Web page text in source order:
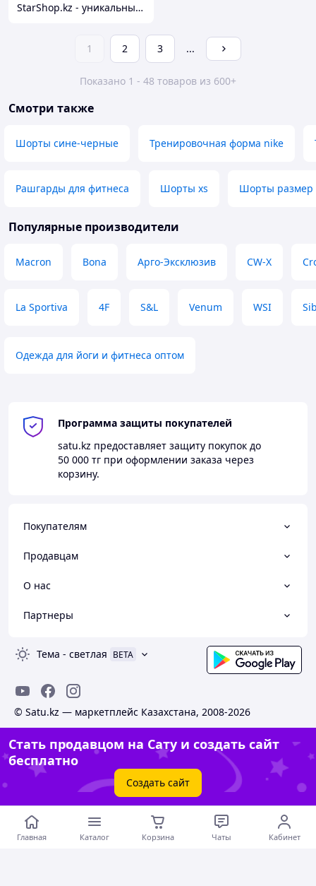
StarShop.kz - уникальные вещи с доставкой на дом
1 2 3 ...
Показано 1 - 48 товаров из 600+
Смотри также
Шорты сине-черные Тренировочная форма nike
Рашгарды для фитнеса Шорты xs Шорты размер
Популярные производители
Macron Bona Арго-Эксклюзив CW-X
La Sportiva 4F S&L Venum WSI
Одежда для йоги и фитнеса оптом
Программа защиты покупателей
satu.kz предоставляет защиту покупок до
50 000 тг при оформлении заказа через
корзину.
Покупателям
Продавцам
О нас
Партнеры
Тема - светлая BETA
© Satu.kz — маркетплейс Казахстана, 2008-2026
Стать продавцом на Сату и создать сайт
бесплатно
Создать сайт
Главная Каталог Корзина Чаты Кабинет